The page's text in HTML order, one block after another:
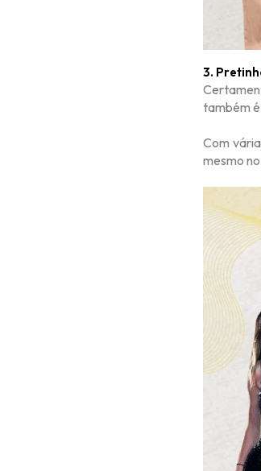
3.
também
Com
mesmo